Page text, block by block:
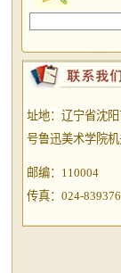
址地：辽宁省沈
号鲁迅美术学院
邮编：110004
传真：024-